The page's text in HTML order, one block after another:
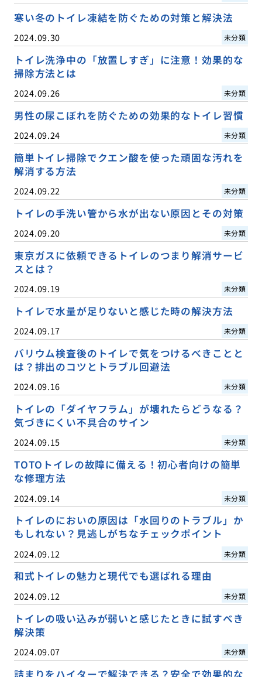
寒い冬のトイレ凍結を防ぐための対策と解決法
2024.09.30 未分類
トイレ洗浄中の「放置しすぎ」に注意！効果的な
掃除方法とは
2024.09.26 未分類
男性の尿こぼれを防ぐための効果的なトイレ習慣
2024.09.24 未分類
簡単トイレ掃除でクエン酸を使った頑固な汚れを
解消する方法
2024.09.22 未分類
トイレの手洗い管から水が出ない原因とその対策
2024.09.20 未分類
東京ガスに依頼できるトイレのつまり解消サービ
スとは？
2024.09.19 未分類
トイレで水量が足りないと感じた時の解決方法
2024.09.17 未分類
バリウム検査後のトイレで気をつけるべきことと
は？排出のコツとトラブル回避法
2024.09.16 未分類
トイレの「ダイヤフラム」が壊れたらどうなる？
気づきにくい不具合のサイン
2024.09.15 未分類
TOTOトイレの故障に備える！初心者向けの簡単
な修理方法
2024.09.14 未分類
トイレのにおいの原因は「水回りのトラブル」か
もしれない？見逃しがちなチェックポイント
2024.09.12 未分類
和式トイレの魅力と現代でも選ばれる理由
2024.09.12 未分類
トイレの吸い込みが弱いと感じたときに試すべき
解決策
2024.09.07 未分類
詰まりをハイターで解決できる？安全で効果的な